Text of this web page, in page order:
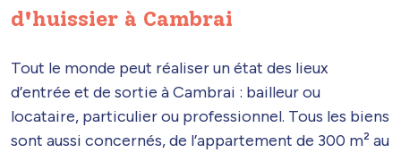
d'huissier à Cambrai
Tout le monde peut réaliser un état des lieux
d’entrée et de sortie à Cambrai : bailleur ou
locataire, particulier ou professionnel. Tous les biens
sont aussi concernés, de l’appartement de 300 m² au